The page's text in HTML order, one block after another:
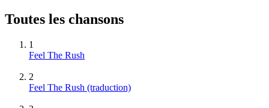
Toutes les chansons
1
Feel The Rush
2
Feel The Rush (traduction)